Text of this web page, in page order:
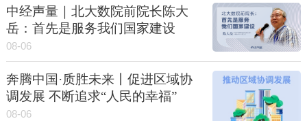
中经声量｜北大数院前院长陈大
岳：首先是服务我们国家建设
08-06
奔腾中国·质胜未来丨促进区域协
调发展 不断追求“人民的幸福”
08-06